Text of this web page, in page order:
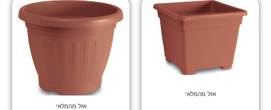
אזל מהמלאי
אזל מהמלאי